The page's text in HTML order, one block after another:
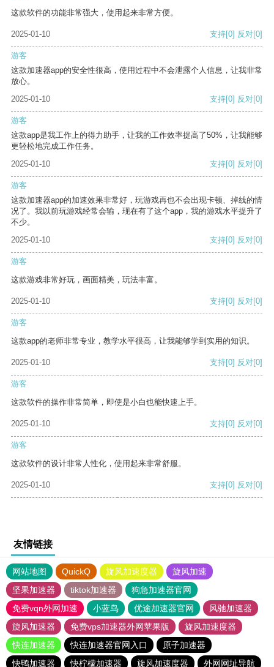
这款软件的功能非常强大，使用起来非常方便。
2025-01-10 支持[0] 反对[0]
游客
这款加速器app的安全性很高，使用过程中不会泄露个人信息，让我非常
放心。
2025-01-10
支持[0] 反对[0]
游客
这款app是我工作上的得力助手，让我的工作效率提高了50%，让我能够
更轻松地完成工作任务。
2025-01-10
支持[0] 反对[0]
游客
这款加速器app的加速效果非常好，玩游戏再也不会出现卡顿、掉线的情
况了。我以前玩游戏经常会输，现在有了这个app，我的游戏水平提升了
不少。
2025-01-10
支持[0] 反对[0]
游客
这款游戏非常好玩，画面精美，玩法丰富。
2025-01-10 支持[0] 反对[0]
游客
这款app的老师非常专业，教学水平很高，让我能够学到实用的知识。
2025-01-10 支持[0] 反对[0]
游客
这款软件的操作非常简单，即使是小白也能快速上手。
2025-01-10 支持[0] 反对[0]
游客
这款软件的设计非常人性化，使用起来非常舒服。
2025-01-10 支持[0] 反对[0]
友情链接
网站地图 QuickQ 旋风加速度器
旋风加速
坚果加速器
tiktok加速器
狗急加速器官网
免费vqn外网加速
小蓝鸟 优途加速器官网
风驰加速器
旋风加速器
免费vps加速器外网苹果版
旋风加速度器
快连加速器
快连加速器官网入口
原子加速器
快鸭加速器
快柠檬加速器 旋风加速度器 外网网址导航